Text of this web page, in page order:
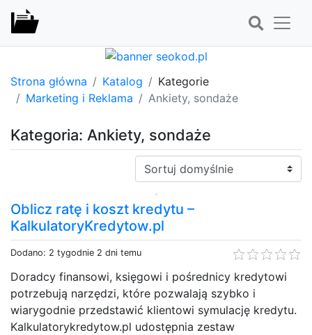
Strona główna Katalog
Kategorie
Marketing i Reklama
Ankiety, sondaże
Kategoria: Ankiety, sondaże
Sortuj:
Oblicz ratę i koszt kredytu –
KalkulatoryKredytow.pl
Dodano: 2 tygodnie 2 dni temu
Doradcy finansowi, księgowi i pośrednicy kredytowi
potrzebują narzędzi, które pozwalają szybko i
wiarygodnie przedstawić klientowi symulację kredytu.
Kalkulatorykredytow.pl udostępnia zestaw